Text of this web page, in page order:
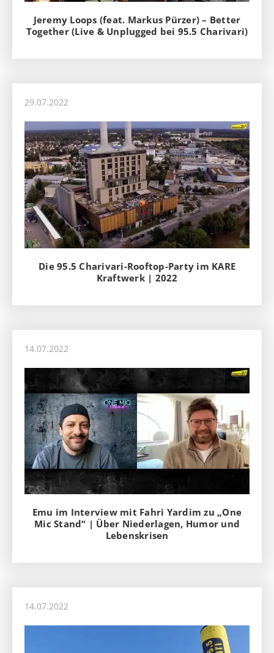
Jeremy Loops (feat. Markus Pürzer) – Better
Together (Live & Unplugged bei 95.5 Charivari)
29.07.2022
Die 95.5 Charivari-Rooftop-Party im KARE
Kraftwerk | 2022
14.07.2022
Emu im Interview mit Fahri Yardim zu „One
Mic Stand“ | Über Niederlagen, Humor und
Lebenskrisen
14.07.2022